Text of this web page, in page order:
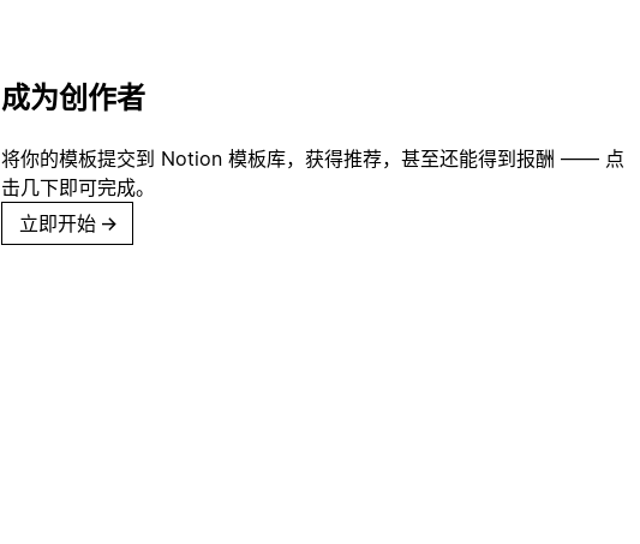
成为创作者
将你的模板提交到 Notion 模板库，获得推荐，甚至还能得到报酬 —— 点
击几下即可完成。
立即开始 →